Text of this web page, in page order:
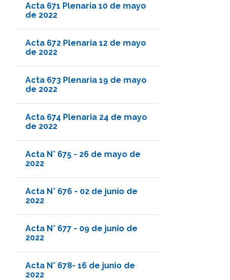
Acta 671 Plenaria 10 de mayo
de 2022
Acta 672 Plenaria 12 de mayo
de 2022
Acta 673 Plenaria 19 de mayo
de 2022
Acta 674 Plenaria 24 de mayo
de 2022
Acta N° 675 - 26 de mayo de
2022
Acta N° 676 - 02 de junio de
2022
Acta N° 677 - 09 de junio de
2022
Acta N° 678- 16 de junio de
2022